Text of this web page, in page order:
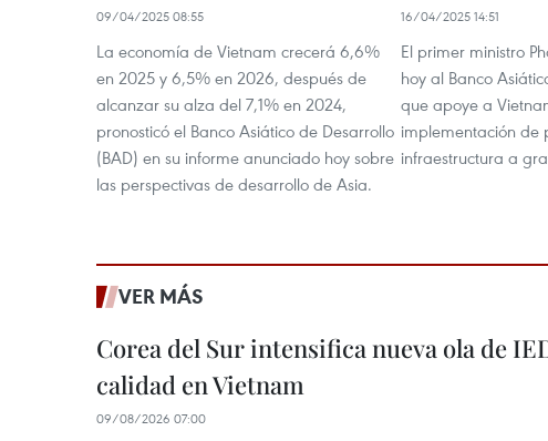
09/04/2025 08:55
La economía de Vietnam crecerá 6,6%
en 2025 y 6,5% en 2026, después de
alcanzar su alza del 7,1% en 2024,
pronosticó el Banco Asiático de Desarrollo
(BAD) en su informe anunciado hoy sobre
las perspectivas de desarrollo de Asia.
16/04/2025 14:51
El primer ministro
hoy al Banco
que apoye a
implementación de
infraestructura a
VER MÁS
Corea del Sur intensifica nueva ola de
calidad en Vietnam
09/08/2026 07:00